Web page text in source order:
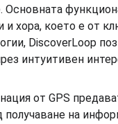
хора, което е от
DiscoverLoop
интуитивен
от GPS
на